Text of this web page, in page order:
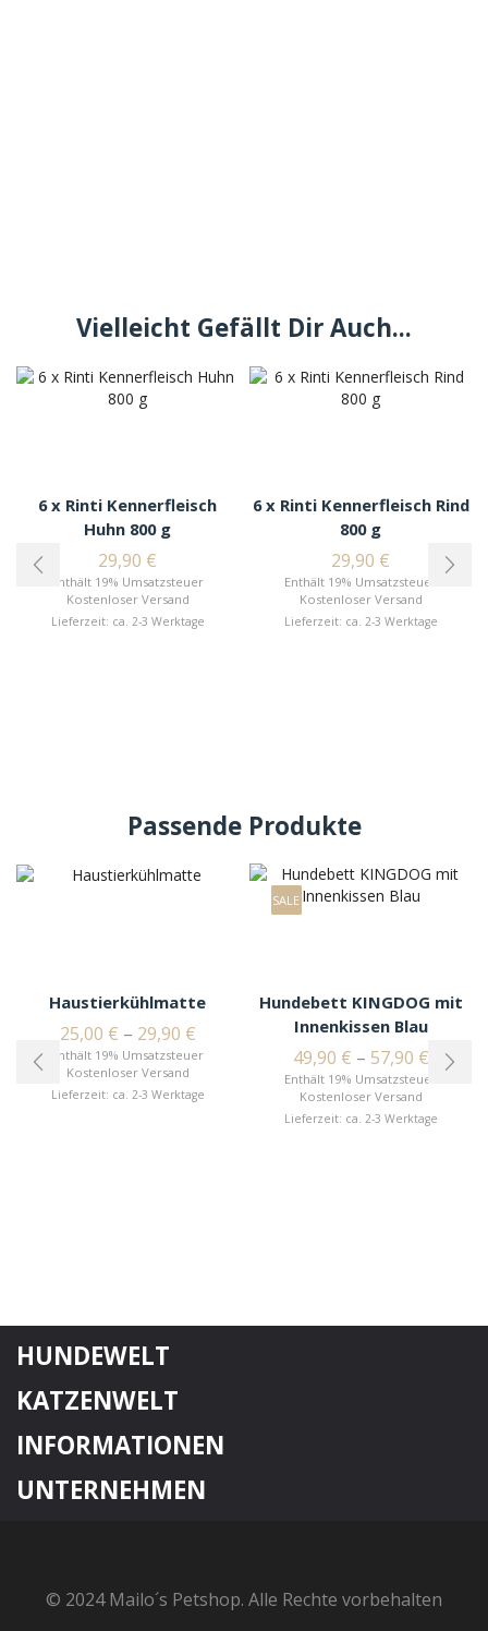
Vielleicht Gefällt Dir Auch...
6 x Rinti Kennerfleisch
Huhn 800 g
29,90 €
Enthält 19% Umsatzsteuer
Kostenloser Versand
Lieferzeit: ca. 2-3 Werktage
6 x Rinti Kennerfleisch Rind
800 g
29,90 €
Enthält 19% Umsatzsteuer
Kostenloser Versand
Lieferzeit: ca. 2-3 Werktage
Passende Produkte
Haustierkühlmatte
25,00 € – 29,90 €
Enthält 19% Umsatzsteuer
Kostenloser Versand
Lieferzeit: ca. 2-3 Werktage
SALE
Hundebett KINGDOG mit
Innenkissen Blau
49,90 € – 57,90 €
Enthält 19% Umsatzsteuer
Kostenloser Versand
Lieferzeit: ca. 2-3 Werktage
HUNDEWELT
KATZENWELT
INFORMATIONEN
UNTERNEHMEN
© 2024 Mailo´s Petshop. Alle Rechte vorbehalten